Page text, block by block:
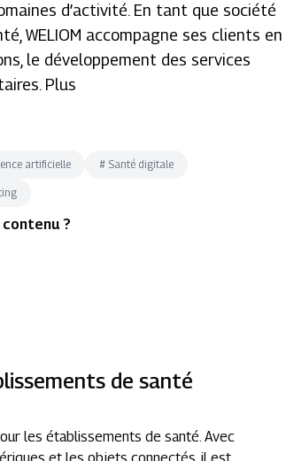
d’activité. En tant que société
WELIOM accompagne ses clients en
le développement des services
Plus
artificielle # Santé digitale
?
de santé
les établissements de santé. Avec